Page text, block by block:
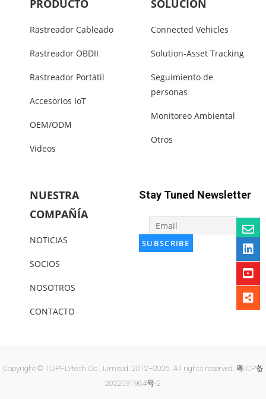
PRODUCTO
Rastreador Cableado
Rastreador OBDII
Rastreador Portátil
Accesorios IoT
OEM/ODM
Videos
SOLUCIÓN
Connected Vehicles
Solution-Asset Tracking
Seguimiento de
personas
Monitoreo Ambiental
Otros
NUESTRA
COMPAÑÍA
NOTICIAS
SOCIOS
NOSOTROS
CONTACTO
Stay Tuned Newsletter
Copyright © TOPFLYtech Co., Limited. 2012–2026. All rights reserved. 粤ICP备
2022091964号-2